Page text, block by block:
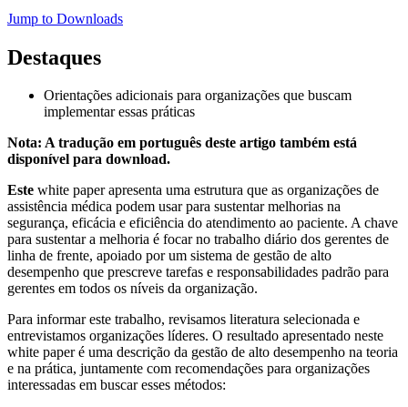
Jump to Downloads
Destaques
Orientações adicionais para organizações que buscam
implementar essas práticas
Nota: A tradução em português deste artigo também está
disponível para download.
Este white paper apresenta uma estrutura que as organizações de
assistência médica podem usar para sustentar melhorias na
segurança, eficácia e eficiência do atendimento ao paciente. A chave
para sustentar a melhoria é focar no trabalho diário dos gerentes de
linha de frente, apoiado por um sistema de gestão de alto
desempenho que prescreve tarefas e responsabilidades padrão para
gerentes em todos os níveis da organização.
Para informar este trabalho, revisamos literatura selecionada e
entrevistamos organizações líderes. O resultado apresentado neste
white paper é uma descrição da gestão de alto desempenho na teoria
e na prática, juntamente com recomendações para organizações
interessadas em buscar esses métodos: